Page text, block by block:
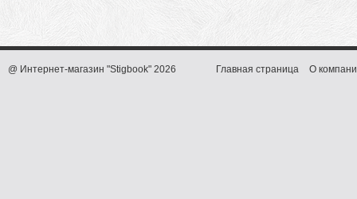
@ Интернет-магазин "Stigbook" 2026 Главная страница О